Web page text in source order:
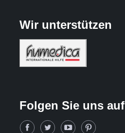
Wir unterstützen
Folgen Sie uns auf